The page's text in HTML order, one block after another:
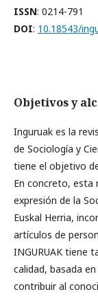
ISSN: 0214-791
DOI: 10.18543/
Objetivos y
Inguruak es la
de Sociología y
tiene el objetivo
En concreto, esta
expresión de la
Euskal Herria,
artículos de
INGURUAK tiene
calidad, basada
contribuir al